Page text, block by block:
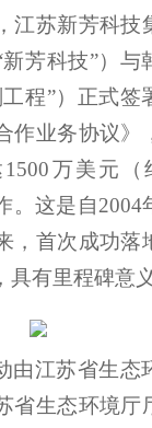
江苏新芳科技
芳科技”）与
工程”）正式签
作业务协议》
万美元（
。这是自2004
，首次成功落
有里程碑意义
由江苏省生态
省生态环境厅